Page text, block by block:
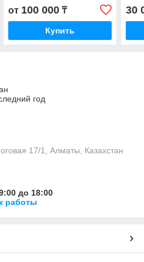
от 100 000₸
Купить
30
год
17/1, Алматы, Казахстан
до 18:00
работы